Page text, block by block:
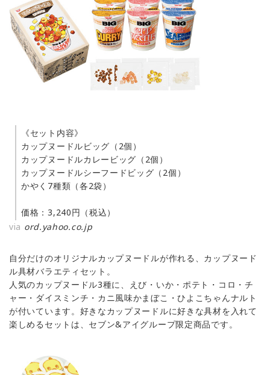
《セット内容》
カップヌードルビッグ（2個）
カップヌードルカレービッグ（2個）
カップヌードルシーフードビッグ（2個）
かやく7種類（各2袋）
価格：3,240円（税込）
via ord.yahoo.co.jp
自分だけのオリジナルカップヌードルが作れる、カップヌード
ル具材バラエティセット。
人気のカップヌードル3種に、えび・いか・ポテト・コロ・チ
ャー・ダイスミンチ・カニ風味かまぼこ・ひよこちゃんナルト
が付いています。好きなカップヌードルに好きな具材を入れて
楽しめるセットは、セブン&アイグループ限定商品です。